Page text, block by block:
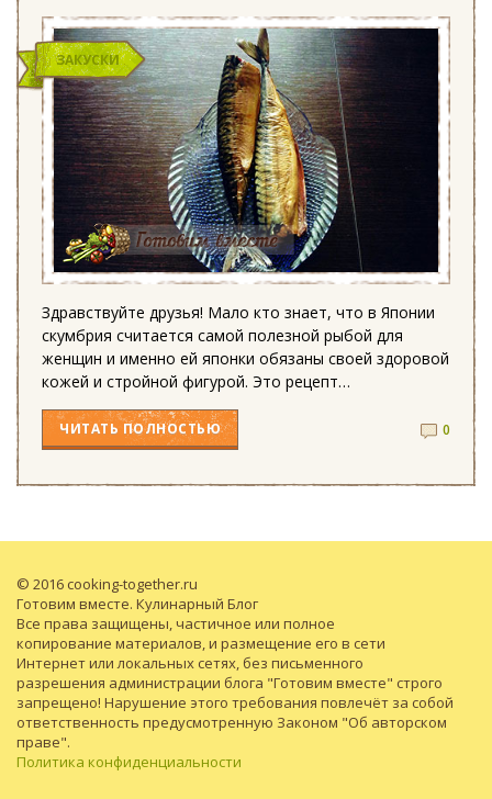
ЗАКУСКИ
Здравствуйте друзья! Мало кто знает, что в Японии
скумбрия считается самой полезной рыбой для
женщин и именно ей японки обязаны своей здоровой
кожей и стройной фигурой. Это рецепт…
ЧИТАТЬ ПОЛНОСТЬЮ 0
© 2016 cooking-together.ru
Готовим вместе. Кулинарный Блог
Все права защищены, частичное или полное
копирование материалов, и размещение его в сети
Интернет или локальных сетях, без письменного
разрешения администрации блога "Готовим вместе" строго
запрещено! Нарушение этого требования повлечёт за собой
ответственность предусмотренную Законом "Об авторском
праве".
Политика конфиденциальности